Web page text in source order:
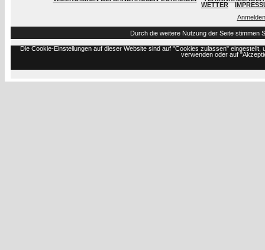
WETTER
Anmelden
Durch die weitere Nutzung der Seite stimmen
Die Cookie-Einstellungen auf dieser Website sind auf "Cookies zulassen"
verwenden oder auf